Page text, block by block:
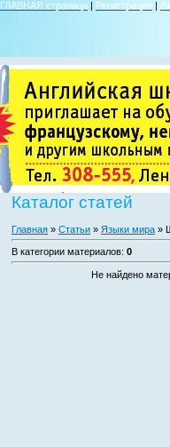
ГЛАВНАЯ страница | Регистрация |
Каталог статей
Главная » Статьи » Языки мира »
В категории материалов: 0
Не найдено